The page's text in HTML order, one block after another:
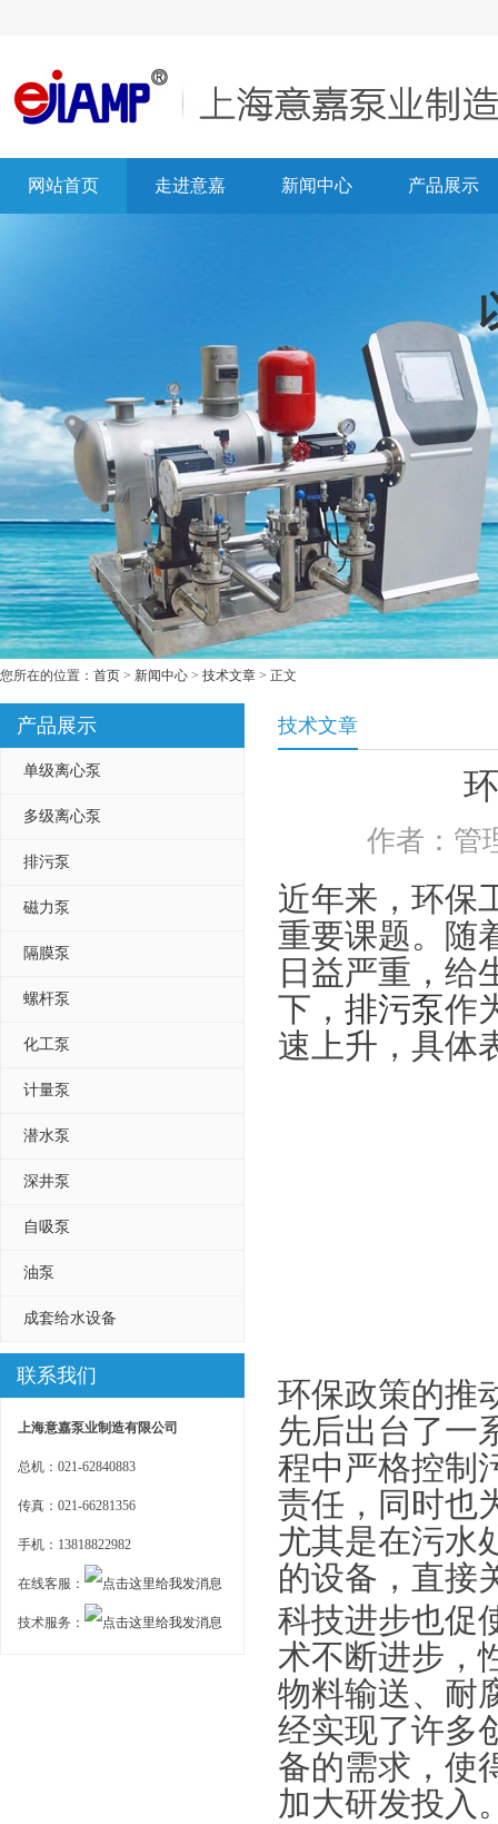
网站首页 走进意嘉 新闻中心 产品展示
您所在的位置： 首页 > 新闻中心 > 技术文章 > 正文
产品展示
单级离心泵
多级离心泵
排污泵
磁力泵
隔膜泵
螺杆泵
化工泵
计量泵
潜水泵
深井泵
自吸泵
油泵
成套给水设备
联系我们
上海意嘉泵业制造有限公司
总机：021-62840883
传真：021-66281356
手机：13818822982
在线客服：
技术服务：
技术文章
作者：
近年来，环保
重要课题。随
日益严重，给
下， 排污泵作
速上升，具体
环保政策的推
先后出台了一
程中严格控制
责任，同时也
尤其是在污水
的设备，直接
科技进步也促
术不断进步，
物料输送、耐
经实现了许多
备的需求，使
加大研发投入